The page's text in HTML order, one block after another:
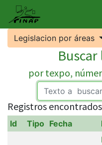
Legislacion por áreas
por texpo,
Registros
Id Tipo Fecha